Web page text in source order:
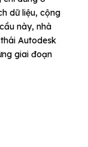
dữ liệu, cộng
này, nhà
Autodesk
giai đoạn